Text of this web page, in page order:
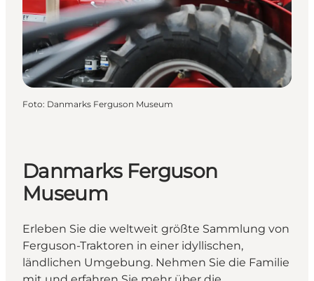
Foto: Danmarks Ferguson Museum
Danmarks Ferguson
Museum
Erleben Sie die weltweit größte Sammlung von
Ferguson-Traktoren in einer idyllischen,
ländlichen Umgebung. Nehmen Sie die Familie